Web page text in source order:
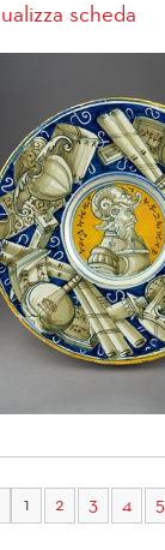
scheda
1 2 3 4 5